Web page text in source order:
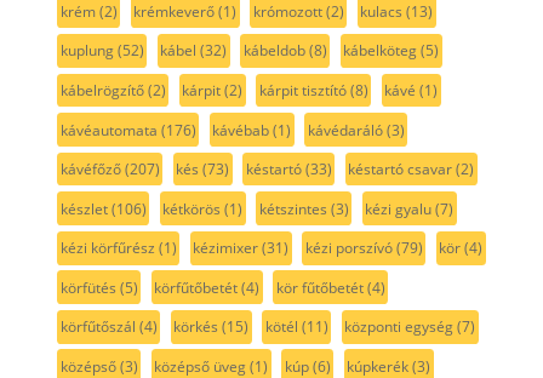
krém(2) krémkeverő(1) krómozott(2) kulacs (13)
kuplung(52) kábel (32) kábeldob(8) kábelköteg(5)
kábelrögzítő(2) kárpit(2) kárpit tisztító(8) kávé (1)
kávéautomata (176) kávébab(1) kávédaráló(3)
kávéfőző(207) kés (73) késtartó(33) késtartó csavar(2)
készlet(106) kétkörös (1) kétszintes (3) kézi gyalu(7)
kézi körfűrész (1) kézimixer(31) kézi porszívó(79) kör(4)
körfütés (5) körfűtőbetét(4) kör fűtőbetét(4)
körfűtőszál (4) körkés (15) kötél (11) központi egység(7)
középső(3) középső üveg(1) kúp(6) kúpkerék(3)